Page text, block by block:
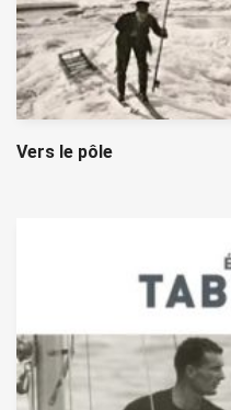
Vers le pôle